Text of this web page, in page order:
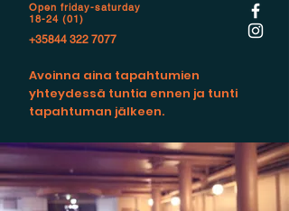
Open friday-saturday
18-24 (01)
+35844 322 7077
Avoinna aina tapahtumien
yhteydessä tuntia ennen ja tunti
tapahtuman jälkeen.